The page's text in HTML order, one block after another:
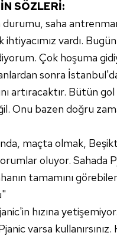
SÖZLERİ:
durumu, saha
ihtiyacımız vardı.
Çok hoşuma
sonra
artıracaktır. Bütün
Onu bazen doğru
maçta olmak,
oluyor. Sahada
tamamını
hızına
varsa